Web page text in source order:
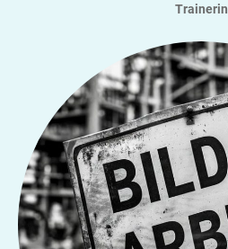
Trainerin